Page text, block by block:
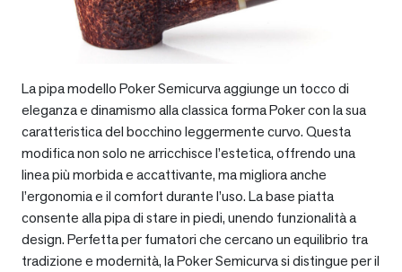
La pipa modello Poker Semicurva aggiunge un tocco di
eleganza e dinamismo alla classica forma Poker con la sua
caratteristica del bocchino leggermente curvo. Questa
modifica non solo ne arricchisce l’estetica, offrendo una
linea più morbida e accattivante, ma migliora anche
l’ergonomia e il comfort durante l’uso. La base piatta
consente alla pipa di stare in piedi, unendo funzionalità a
design. Perfetta per fumatori che cercano un equilibrio tra
tradizione e modernità, la Poker Semicurva si distingue per il